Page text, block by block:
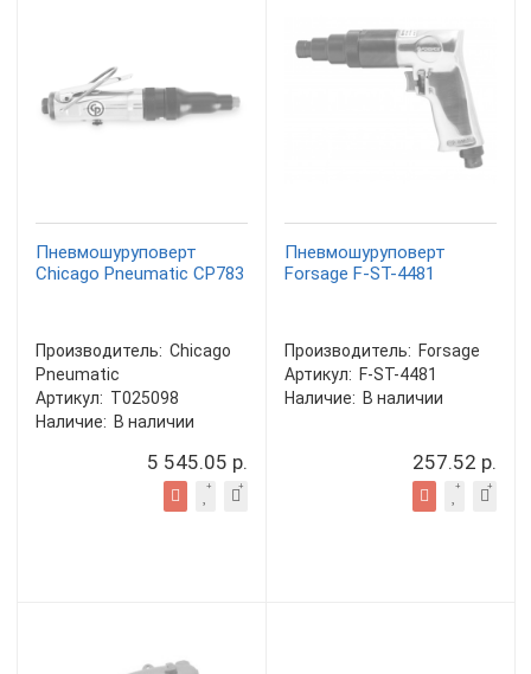
Пневмошуруповерт
Chicago Pneumatic CP783
Производитель: Chicago
Pneumatic
Артикул: T025098
Наличие: В наличии
5 545.05 р.
Пневмошуруповерт
Forsage F-ST-4481
Производитель: Forsage
Артикул: F-ST-4481
Наличие: В наличии
257.52 р.